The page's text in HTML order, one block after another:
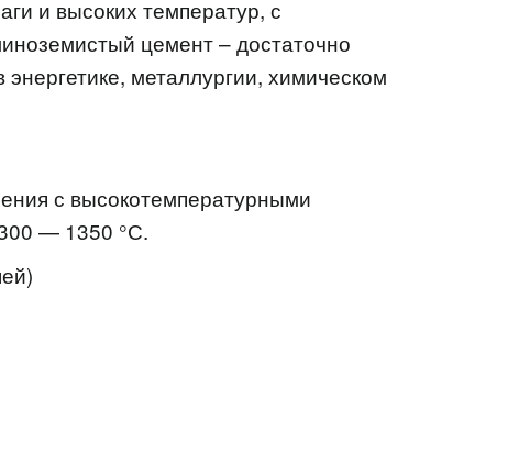
и высоких температур, с
цемент – достаточно
металлургии, химическом
с высокотемпературными
— 1350 °С.